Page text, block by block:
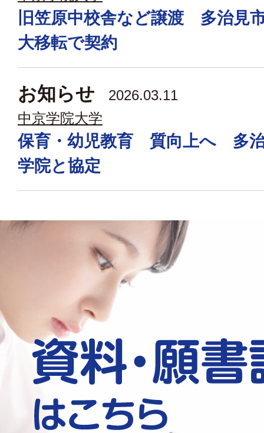
旧笠原中校舎など譲渡 多治見
大移転で契約
お知らせ
2026.03.11
中京学院大学
保育・幼児教育 質向上へ 多
学院と協定